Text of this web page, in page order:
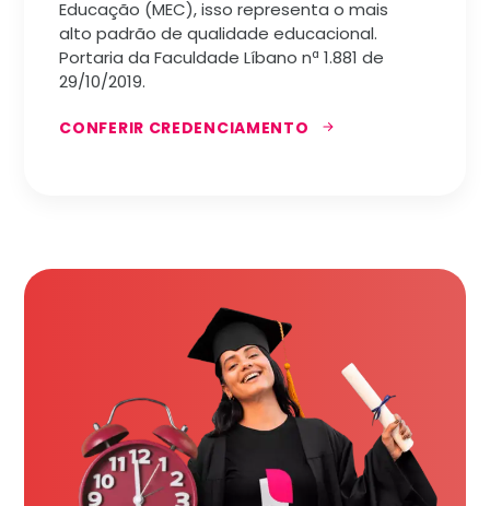
Educação (MEC), isso representa o mais
alto padrão de qualidade educacional.
Portaria da Faculdade Líbano nª 1.881 de
29/10/2019.
CONFERIR CREDENCIAMENTO